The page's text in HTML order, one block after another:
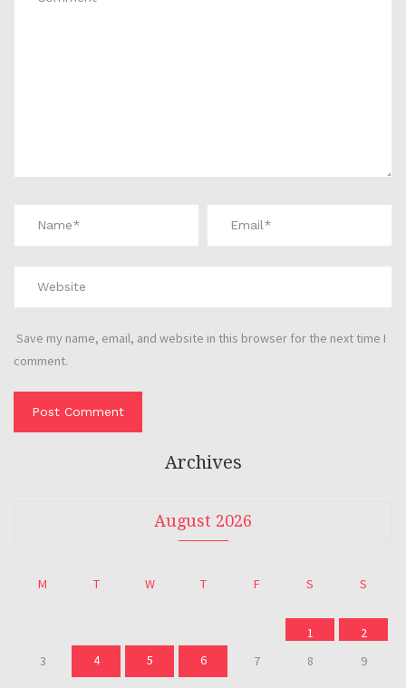
Save my name, email, and website in this browser for the next time I
comment.
Archives
August 2026
M T W T F S S
1
2
3
4 5 6 7 8 9